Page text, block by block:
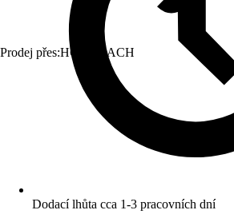
Prodej přes:HORNBACH
Dodací lhůta cca 1-3 pracovních dní